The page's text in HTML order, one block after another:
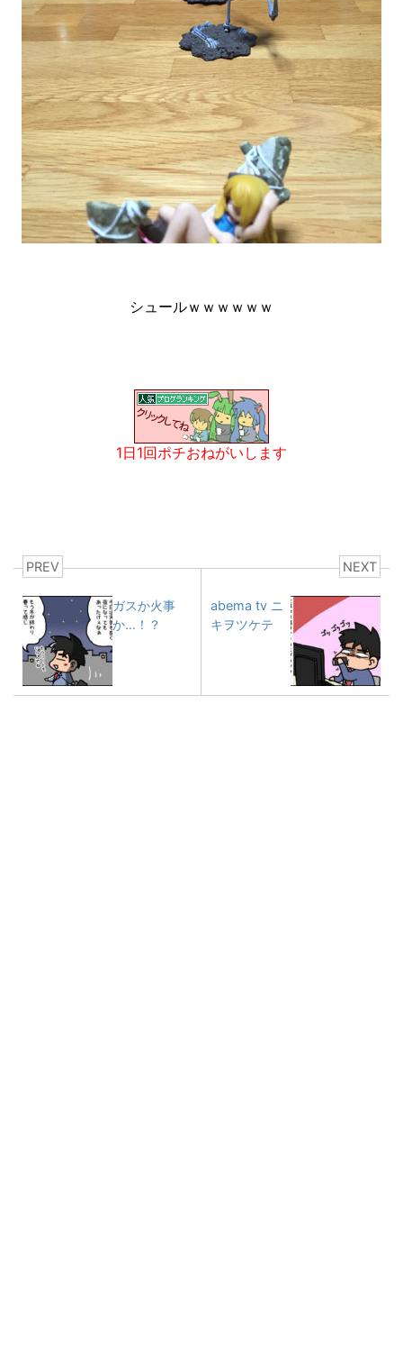
シュールｗｗｗｗｗｗ
1日1回ポチおねがいします
PREV
ガスか火事
か…！？
NEXT
abema tv ニ
キヲツケテ